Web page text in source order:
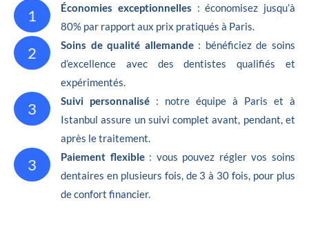
1 Économies exceptionnelles : économisez jusqu’à
80% par rapport aux prix pratiqués à Paris.
2 Soins de qualité allemande: bénéficiez de soins
d’excellence avec des dentistes qualifiés et
expérimentés.
3 Suivi personnalisé : notre équipe à Paris et à
Istanbul assure un suivi complet avant, pendant, et
après le traitement.
3 Paiement flexible: vous pouvez régler vos soins
dentaires en plusieurs fois, de 3 à 30 fois, pour plus
de confort financier.